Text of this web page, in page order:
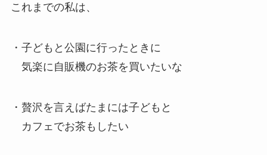
これまでの私は、
・子どもと公園に行ったときに
気楽に自販機のお茶を買いたいな
・贅沢を言えばたまには子どもと
カフェでお茶もしたい